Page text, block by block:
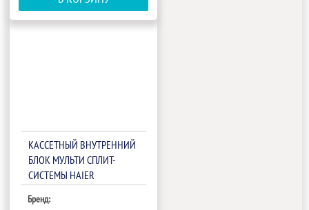
КАССЕТНЫЙ ВНУТРЕННИЙ
БЛОК МУЛЬТИ СПЛИТ-
СИСТЕМЫ HAIER
Бренд: